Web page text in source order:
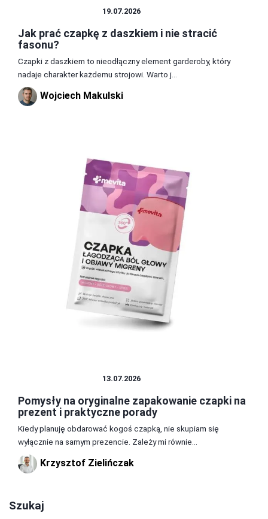
19.07.2026
Jak prać czapkę z daszkiem i nie stracić
fasonu?
Czapki z daszkiem to nieodłączny element garderoby, który
nadaje charakter każdemu strojowi. Warto j...
Wojciech Makulski
13.07.2026
Pomysły na oryginalne zapakowanie czapki na
prezent i praktyczne porady
Kiedy planuję obdarować kogoś czapką, nie skupiam się
wyłącznie na samym prezencie. Zależy mi równie...
Krzysztof Zielińczak
Szukaj